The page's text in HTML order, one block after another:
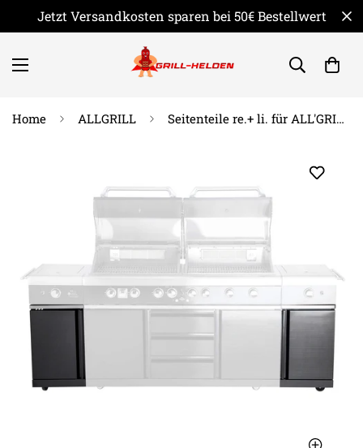
Jetzt Versandkosten sparen bei 50€ Bestellwert
Home ALLGRILL Seitenteile re.+ li. für ALL'GRILL EXTREM light -BLACK- 100960